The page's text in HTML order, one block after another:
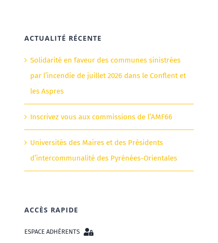
ACTUALITÉ RÉCENTE
Solidarité en faveur des communes sinistrées
par l’incendie de juillet 2026 dans le Conflent et
les Aspres
Inscrivez vous aux commissions de l’AMF66
Universités des Maires et des Présidents
d’intercommunalité des Pyrénées-Orientales
ACCÈS RAPIDE
ESPACE ADHÉRENTS